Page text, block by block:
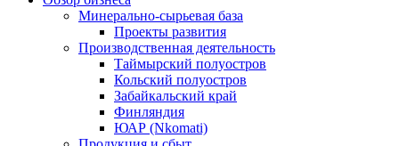
Минерально-сырьевая база
Проекты развития
Производственная деятельность
Таймырский полуостров
Кольский полуостров
Забайкальский край
Финляндия
ЮАР (Nkomati)